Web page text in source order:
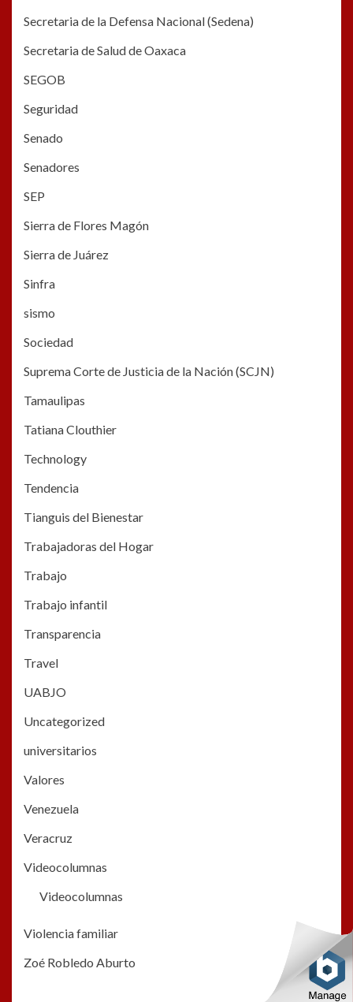
Secretaria de la Defensa Nacional (Sedena)
Secretaria de Salud de Oaxaca
SEGOB
Seguridad
Senado
Senadores
SEP
Sierra de Flores Magón
Sierra de Juárez
Sinfra
sismo
Sociedad
Suprema Corte de Justicia de la Nación (SCJN)
Tamaulipas
Tatiana Clouthier
Technology
Tendencia
Tianguis del Bienestar
Trabajadoras del Hogar
Trabajo
Trabajo infantil
Transparencia
Travel
UABJO
Uncategorized
universitarios
Valores
Venezuela
Veracruz
Videocolumnas
Videocolumnas
Violencia familiar
Zoé Robledo Aburto